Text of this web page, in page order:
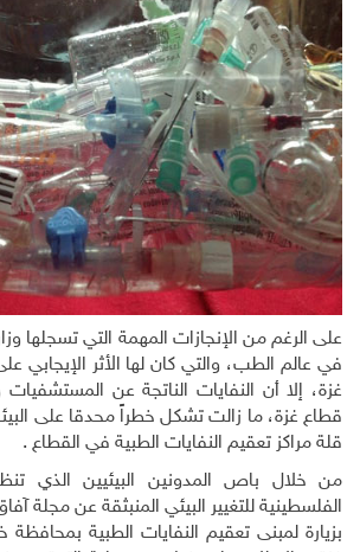
على الرغم من الإنجازات المهمة التي تسجلها
في عالم الطب، والتي كان لها الأثر الإيجابي
غزة، إلا أن النفايات الناتجة عن
قطاع غزة، ما زالت تشكل خطراً محدقا على
قلة مراكز تعقيم النفايات الطبية في القطاع .
من خلال باص المدونين البيئيين الذي
الفلسطينية للتغيير البيئي المنبثقة عن مجلة
بزيارة لمبنى تعقيم النفايات الطبية